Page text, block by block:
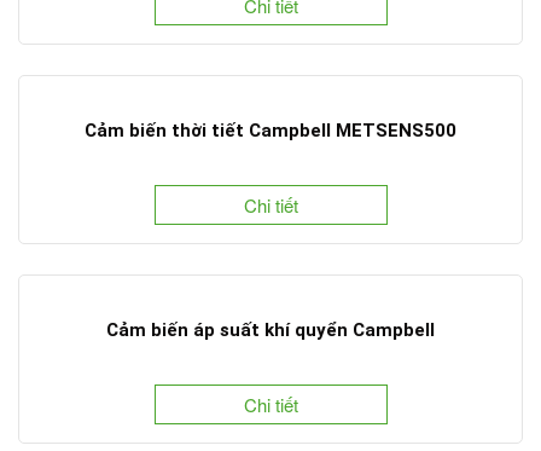
Cảm biến thời tiết Campbell METSENS500
Chi tiết
Cảm biến áp suất khí quyển Campbell
Chi tiết